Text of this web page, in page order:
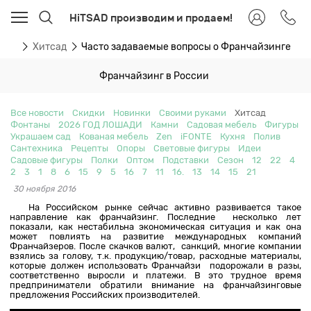
HiTSAD производим и продаем!
Хитсад Часто задаваемые вопросы о Франчайзинге
Франчайзинг в России
Все новости Скидки Новинки Своими руками
Хитсад
Фонтаны
2026 ГОД ЛОШАДИ Камни Садовая мебель
Фигуры
Украшаем сад
Кованая мебель Zen iFONTE Кухня
Полив
Сантехника
Рецепты Опоры Световые фигуры
Идеи
Садовые фигуры
Полки Оптом Подставки Сезон 12 22
4
2
3 1 8 6 15 9 5 16 7 11 16. 13 14 15 21
30 ноября 2016
На Российском рынке сейчас активно развивается такое
направление как франчайзинг. Последние несколько лет
показали, как нестабильна экономическая ситуация и как она
может повлиять на развитие международных компаний
Франчайзеров. После скачков валют, санкций, многие компании
взялись за голову, т.к. продукцию/товар, расходные материалы,
которые должен использовать Франчайзи подорожали в разы,
соответственно выросли и платежи. В это трудное время
предприниматели обратили внимание на франчайзинговые
предложения Российских производителей.